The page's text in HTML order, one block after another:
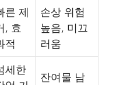
른 제
, 효
적
손상 위험
높음, 미끄
러움
세한
잔여물 남